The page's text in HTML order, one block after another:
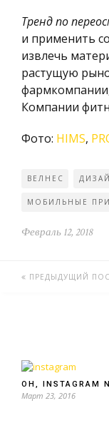
Тренд по
и применить
извлечь
растущую
Компании
Фото: HIMS,
ВЕЛНЕС
МОБИЛЬНЫЕ
Февраль 12, 2018
ПРЕДЫДУЩИЙ
OH, INSTAGRAM
Март 23, 2016